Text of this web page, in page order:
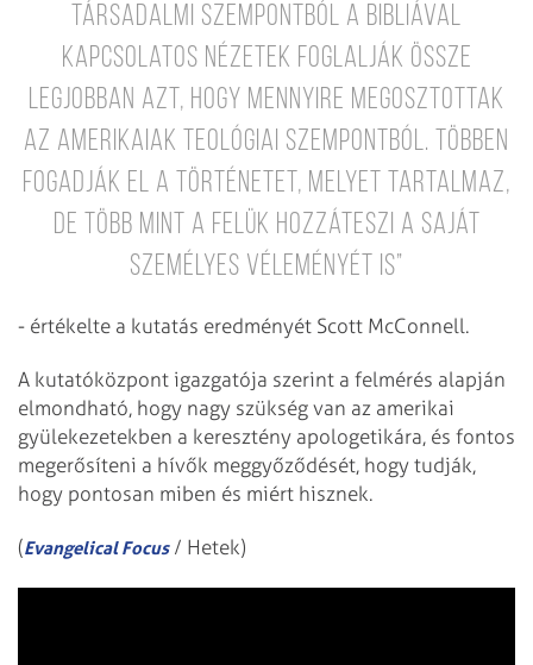
Társadalmi szempontból a Bibliával
kapcsolatos nézetek foglalják össze
legjobban azt, hogy mennyire megosztottak
az amerikaiak teológiai szempontból. Többen
fogadják el a történetet, melyet tartalmaz,
de több mint a felük hozzáteszi a saját
személyes véleményét is”
- értékelte a kutatás eredményét Scott McConnell.
A kutatóközpont igazgatója szerint a felmérés alapján
elmondható, hogy nagy szükség van az amerikai
gyülekezetekben a keresztény apologetikára, és fontos
megerősíteni a hívők meggyőződését, hogy tudják,
hogy pontosan miben és miért hisznek.
(Evangelical Focus/ Hetek)